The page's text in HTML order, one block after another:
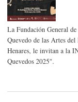
La Fundación General
Quevedo de las Artes
Henares, le invitan a la
Quevedos 2025".